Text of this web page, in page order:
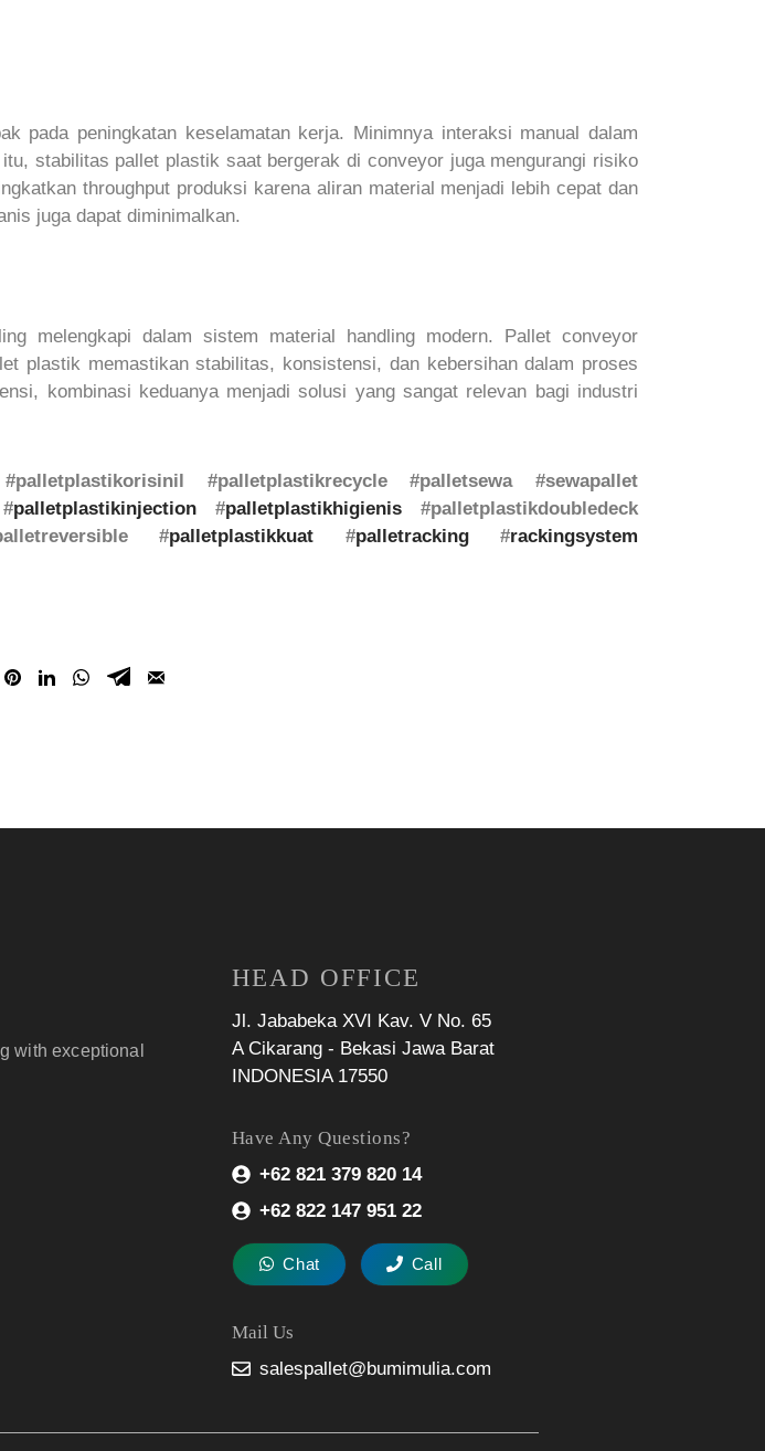
pada peningkatan keselamatan kerja. Minimnya interaksi manual dalam
stabilitas pallet plastik saat bergerak di conveyor juga mengurangi risiko
throughput produksi karena aliran material menjadi lebih cepat dan
juga dapat diminimalkan.
melengkapi dalam sistem material handling modern. Pallet conveyor
plastik memastikan stabilitas, konsistensi, dan kebersihan dalam proses
kombinasi keduanya menjadi solusi yang sangat relevan bagi industri
#palletplastikrecycle #palletsewa #sewapallet
palletplastikinjection#palletplastikhigienis#palletplastikdoubledeck
#palletplastikkuat #palletracking#rackingsystem
with exceptional
HEAD OFFICE
Jl. Jababeka XVI Kav. V No. 65
A Cikarang - Bekasi Jawa Barat
INDONESIA 17550
Have Any Questions?
+62 821 379 820 14
+62 822 147 951 22
Chat Call
Mail Us
salespallet@bumimulia.com